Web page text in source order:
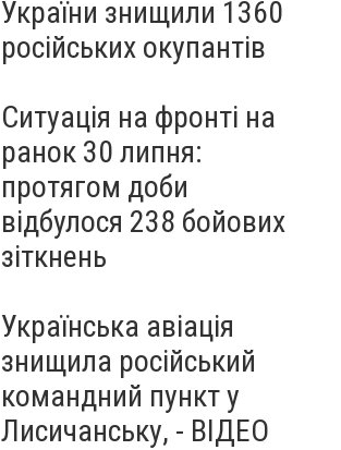
України знищили 1360
російських окупантів
Ситуація на фронті на
ранок 30 липня:
протягом доби
відбулося 238 бойових
зіткнень
Українська авіація
знищила російський
командний пункт у
Лисичанську, - ВІДЕО